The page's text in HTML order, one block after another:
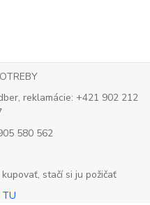
reklamácie: +421 902 212
580 562
stačí si ju požičať
TU